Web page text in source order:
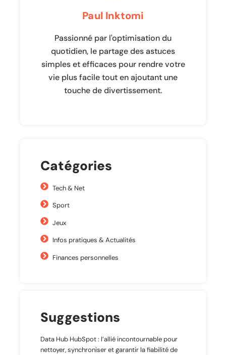
Paul Inktomi
Passionné par l'optimisation du
quotidien, le partage des astuces
simples et efficaces pour rendre votre
vie plus facile tout en ajoutant une
touche de divertissement.
Catégories
Tech & Net
Sport
Jeux
Infos pratiques & Actualités
Finances personnelles
Suggestions
Data Hub HubSpot : l’allié incontournable pour
nettoyer, synchroniser et garantir la fiabilité de